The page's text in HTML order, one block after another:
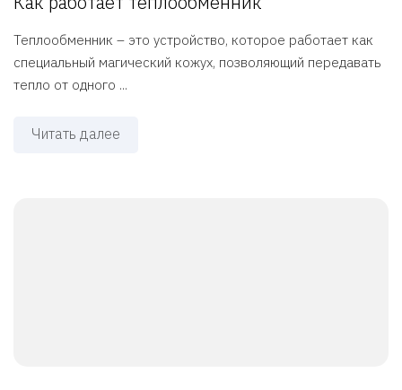
Теплообменник – это устройство, которое работает как
специальный магический кожух, позволяющий передавать
тепло от одного ...
Читать далее